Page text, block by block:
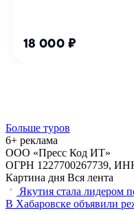
Больше туров
6+ реклама
ООО «Пресс Код ИТ»
ОГРН 1227700267739,
Картина дня Вся лента
Якутия стала лидером
В Хабаровске объявили